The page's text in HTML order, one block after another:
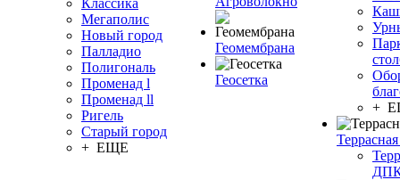
Классика
Мегаполис
Новый город
Палладио
Полигональ
Променад l
Променад ll
Ригель
Старый город
+ ЕЩЕ
Геомембрана
Геосетка
+